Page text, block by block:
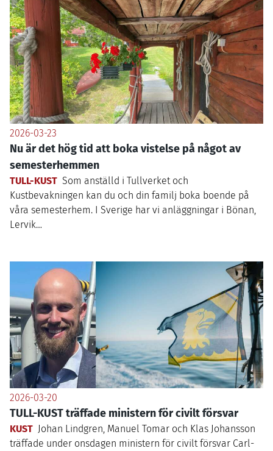
2026-03-23
Nu är det hög tid att boka vistelse på något av
semesterhemmen
TULL-KUST Som anställd i Tullverket och
Kustbevakningen kan du och din familj boka boende på
våra semesterhem. I Sverige har vi anläggningar i Bönan,
Lervik…
2026-03-20
TULL-KUST träffade ministern för civilt försvar
KUST Johan Lindgren, Manuel Tomar och Klas Johansson
träffade under onsdagen ministern för civilt försvar Carl-